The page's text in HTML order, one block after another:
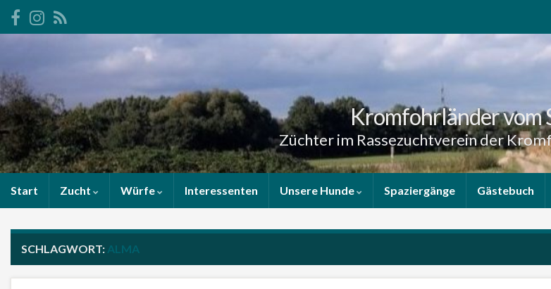
Kromfohrländer vom
Züchter im Rassezuchtverein der
Start Zucht Würfe Interessenten Unsere Hunde Spaziergänge Gästebuch
SCHLAGWORT: ALMA